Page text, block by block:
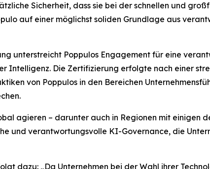
Sicherheit, dass sie bei der schnellen und
auf einer möglichst soliden Grundlage aus
unterstreicht Poppulos Engagement für eine
Intelligenz. Die Zertifizierung erfolgte nach einer
von Poppulos in den Bereichen
agieren – darunter auch in Regionen mit einigen
und verantwortungsvolle KI-Governance, die
dazu: „Da Unternehmen bei der Wahl ihrer